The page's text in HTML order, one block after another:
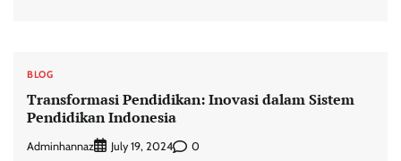
BLOG
Transformasi Pendidikan: Inovasi dalam Sistem
Pendidikan Indonesia
Adminhannaz July 19, 2024 0